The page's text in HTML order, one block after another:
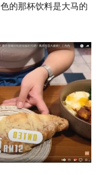
的那杯饮料是大马的